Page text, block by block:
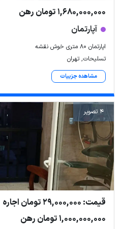
1,680,000,000 تومان رهن
آپارتمان
اپارتمان ۸۰ متری خوش نقشه
تسلیحات, تهران
مشاهده جزییات
4 تصویر
قیمت: 29,000,000 تومان اجاره
1,000,000,000 تومان رهن